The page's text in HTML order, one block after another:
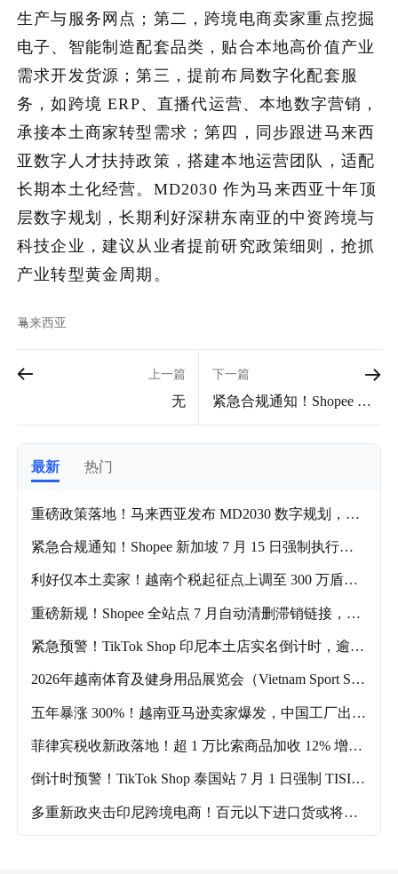
生产与服务网点；第二，跨境电商卖家重点挖掘
电子、智能制造配套品类，贴合本地高价值产业
需求开发货源；第三，提前布局数字化配套服
务，如跨境 ERP、直播代运营、本地数字营销，
承接本土商家转型需求；第四，同步跟进马来西
亚数字人才扶持政策，搭建本地运营团队，适配
长期本土化经营。MD2030 作为马来西亚十年顶
层数字规划，长期利好深耕东南亚的中资跨境与
科技企业，建议从业者提前研究政策细则，抢抓
产业转型黄金周期。
马来西亚
上一篇
无
下一篇
紧急合规通知！Shopee 新
最新 热门
重磅政策落地！马来西亚发布 MD2030 数字规划，中
紧急合规通知！Shopee 新加坡 7 月 15 日强制执行家
利好仅本土卖家！越南个税起征点上调至 300 万盾，
重磅新规！Shopee 全站点 7 月自动清删滞销链接，三
紧急预警！TikTok Shop 印尼本土店实名倒计时，逾期
2026年越南体育及健身用品展览会（Vietnam Sport Sho
五年暴涨 300%！越南亚马逊卖家爆发，中国工厂出海
菲律宾税收新政落地！超 1 万比索商品加收 12% 增值
倒计时预警！TikTok Shop 泰国站 7 月 1 日强制 TISI
多重新政夹击印尼跨境电商！百元以下进口货或将禁